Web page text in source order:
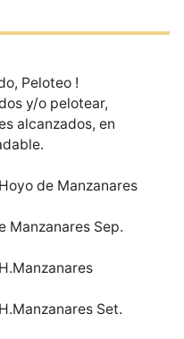
Peloteo !
y/o pelotear,
alcanzados, en
de Manzanares
Manzanares Sep.
Set.